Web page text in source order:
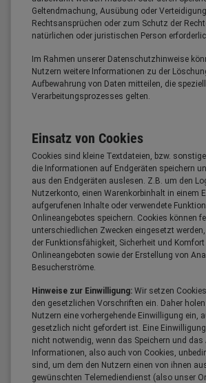
Geltendmachung, Ausübung oder
Rechtsansprüchen oder zum Schutz der
natürlichen oder juristischen Person
Im Rahmen unserer Datenschutzhinweise
Nutzern weitere Informationen zu der
Aufbewahrung von Daten mitteilen, die
Verarbeitungsprozesses gelten.
Einsatz von Cookies
Cookies sind kleine Textdateien, bzw. sonstige
die Informationen auf Endgeräten speichern
aus den Endgeräten auslesen. Z.B. um den
Nutzerkonto, einen Warenkorbinhalt in einem
aufgerufenen Inhalte oder verwendete
Onlineangebotes speichern. Cookies können
unterschiedlichen Zwecken eingesetzt
der Funktionsfähigkeit, Sicherheit und Komfort
Onlineangeboten sowie der Erstellung von
Besucherströme.
Hinweise zur Einwilligung: Wir setzen
den gesetzlichen Vorschriften ein. Daher
Nutzern eine vorhergehende Einwilligung ein,
gesetzlich nicht gefordert ist. Eine
nicht notwendig, wenn das Speichern und das
Informationen, also auch von Cookies,
sind, um dem den Nutzern einen von ihnen
gewünschten Telemediendienst (also unser